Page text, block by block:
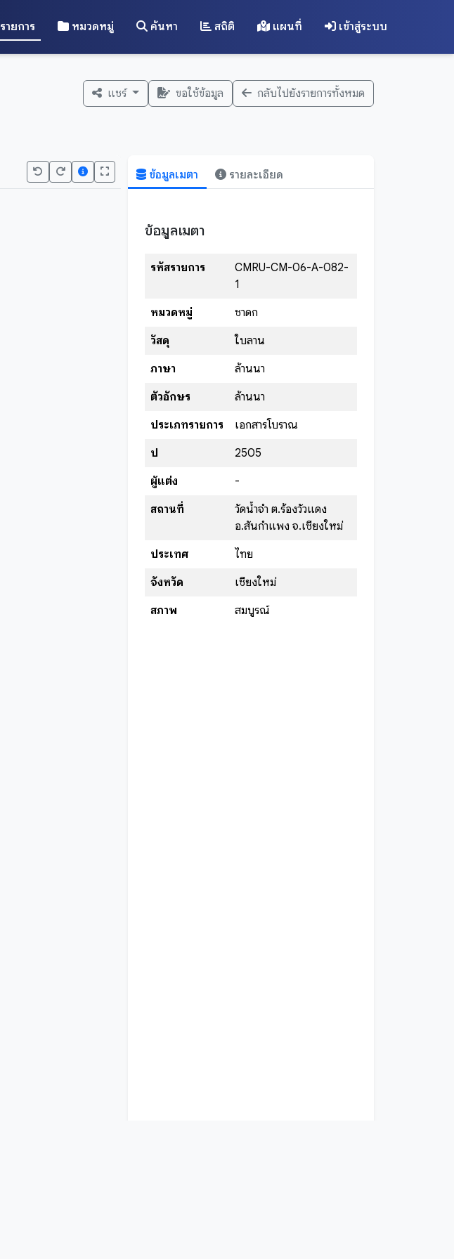
รายการ หมวดหมู่ ค้นหา สถิติ แผนที่ เข้าสู่ระบบ
แชร์ ขอใช้ข้อมูล กลับไปยังรายการทั้งหมด
ข้อมูลเมตา รายละเอียด
ข้อมูลเมตา
รหัสรายการ
CMRU-CM-06-A-082-
1
หมวดหมู่
ชาดก
วัสดุ
ใบลาน
ภาษา
ล้านนา
ตัวอักษร
ล้านนา
ประเภทรายการ
เอกสารโบราณ
ปี
2505
ผู้แต่ง
-
สถานที่
วัดน้ำจำ ต.ร้องวัวแดง
อ.สันกำแพง จ.เชียงใหม่
ประเทศ
ไทย
จังหวัด
เชียงใหม่
สภาพ
สมบูรณ์